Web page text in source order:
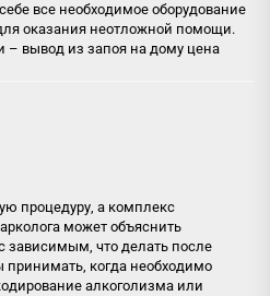
все необходимое оборудование
оказания неотложной помощи.
– вывод из запоя на дому цена
процедуру, а комплекс
может объяснить
зависимым, что делать после
когда необходимо
алкоголизма или